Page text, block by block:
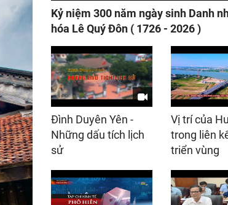
Kỷ niệm 300 năm ngày sinh Danh
hóa Lê Quý Đôn ( 1726 - 2026 )
Đình Duyên Yên -
Những dấu tích lịch
sử
Vị trí của
trong liên
triển vùng